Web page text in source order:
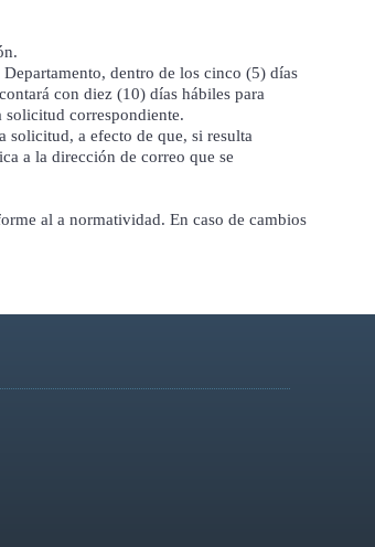
dentro de los cinco (5) días
con diez (10) días hábiles para
solicitud correspondiente.
solicitud, a efecto de que, si resulta
a la dirección de correo que se
al a normatividad. En caso de cambios